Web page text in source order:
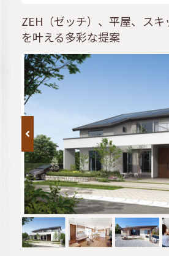
ZEH（ゼッチ）、平屋、ス
を叶える多彩な提案